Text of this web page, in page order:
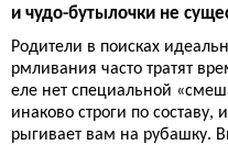
и чудо-бутылочки не
Родители в поисках
рмливания часто тратят
еле нет специальной
инаково строги по
рыгивает вам на рубашку.